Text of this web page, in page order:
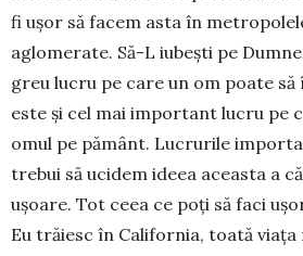
fi ușor să facem asta în
aglomerate. Să-L iubești pe
greu lucru pe care un om poate să
este și cel mai important lucru pe
omul pe pământ. Lucrurile
trebui să ucidem ideea aceasta a
ușoare. Tot ceea ce poți să faci
Eu trăiesc în California, toată